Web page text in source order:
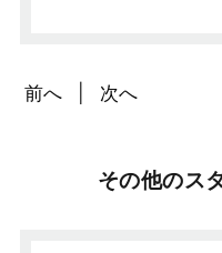
前へ 次へ
その他のス